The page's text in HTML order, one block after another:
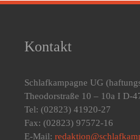
Kontakt
Schlafkampagne UG
Theodorstraße 10 – 10a I D-
Tel: (02823) 41920-27
Fax: (02823) 97572-16
E-Mail: